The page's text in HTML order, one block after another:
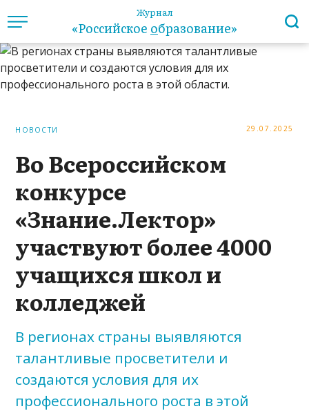
Журнал
«Российское образование»
НОВОСТИ 29.07.2025
Во Всероссийском
конкурсе
«Знание.Лектор»
участвуют более 4000
учащихся школ и
колледжей
В регионах страны выявляются
талантливые просветители и
создаются условия для их
профессионального роста в этой